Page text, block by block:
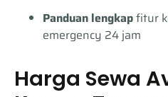
Panduan lengkapfitur
emergency 24 jam
Harga Sewa